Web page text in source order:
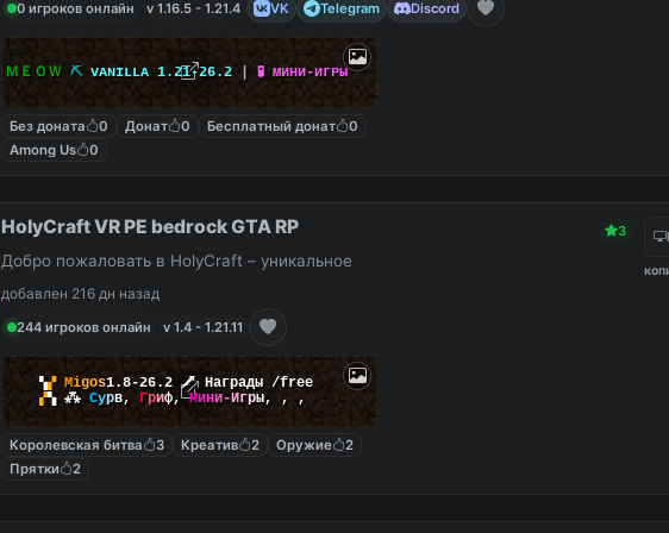
0 игроков онлайн v 1.16.5 - 1.21.4 VK Telegram Discord
ＭＥＯＷ ⛏ ᴠᴀɴɪʟʟᴀ 1.21-26.2 | 🧪 ᴍиʜи-игᴘы
Без доната 0 Донат 0 Бесплатный донат
0
Among Us
0
HolyCraft VR PE bedrock GTA RP 3
Добро пожаловать в HolyCraft – уникальное
добавлен 216 дн назад
244 игроков онлайн
v 1.4 - 1.21.11
▚▞ Migos1.8-26.2 🗡 Награды /free
▞▚ ⁂ Сурв, Гриф,Мини-Игры, , ,
Королевская битва 3 Креатив 2 Оружие
2
Прятки
2